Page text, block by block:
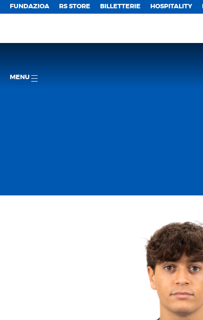
FUNDAZIOA RS STORE BILLETTERIE HOSPITALITY
MENU